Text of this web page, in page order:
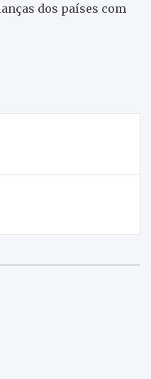
dos países com